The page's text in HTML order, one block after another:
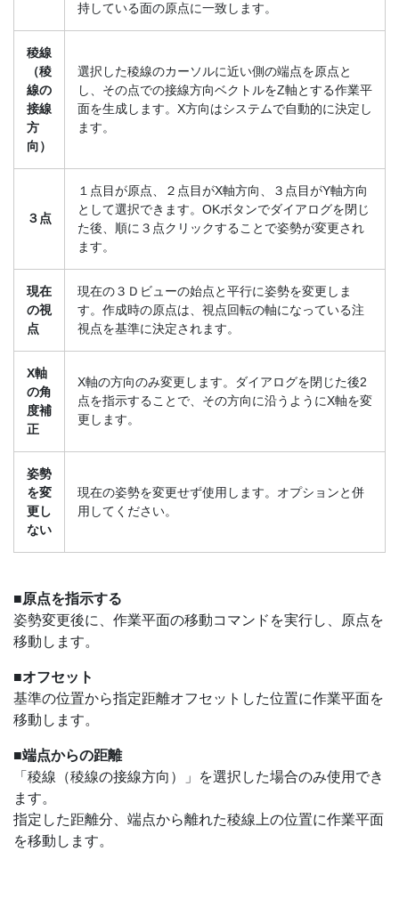
持している面の原点に一致します。
稜線
（稜
線の
接線
方
向）
選択した稜線のカーソルに近い側の端点を原点と
し、その点での接線方向ベクトルをZ軸とする作業平
面を生成します。X方向はシステムで自動的に決定し
ます。
３点
１点目が原点、２点目がX軸方向、３点目がY軸方向
として選択できます。OKボタンでダイアログを閉じ
た後、順に３点クリックすることで姿勢が変更され
ます。
現在
の視
点
現在の３Ｄビューの始点と平行に姿勢を変更しま
す。作成時の原点は、視点回転の軸になっている注
視点を基準に決定されます。
X軸
の角
度補
正
X軸の方向のみ変更します。ダイアログを閉じた後2
点を指示することで、その方向に沿うようにX軸を変
更します。
姿勢
を変
更し
ない
現在の姿勢を変更せず使用します。オプションと併
用してください。
■原点を指示する
姿勢変更後に、作業平面の移動コマンドを実行し、原点を
移動します。
■オフセット
基準の位置から指定距離オフセットした位置に作業平面を
移動します。
■端点からの距離
「稜線（稜線の接線方向）」を選択した場合のみ使用でき
ます。
指定した距離分、端点から離れた稜線上の位置に作業平面
を移動します。